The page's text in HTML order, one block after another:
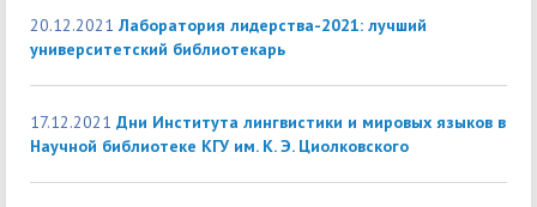
20.12.2021 Лаборатория лидерства-2021: лучший
университетский библиотекарь
17.12.2021 Дни Института лингвистики и мировых языков в
Научной библиотеке КГУ им. К. Э. Циолковского